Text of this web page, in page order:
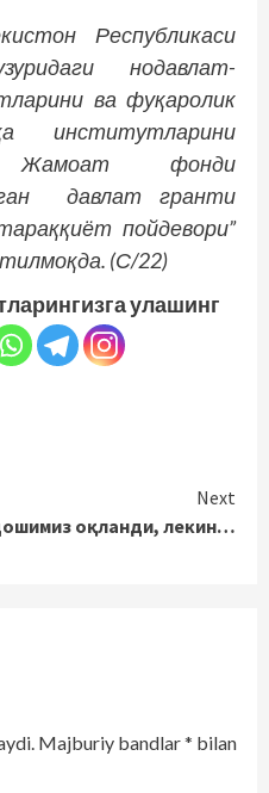
Республикаси
нодавлат-
ва фуқаролик
институтларини
Жамоат фонди
давлат гранти
пойдевори”
(С/22)
улашинг
Next
оқланди, лекин…
Majburiy bandlar* bilan